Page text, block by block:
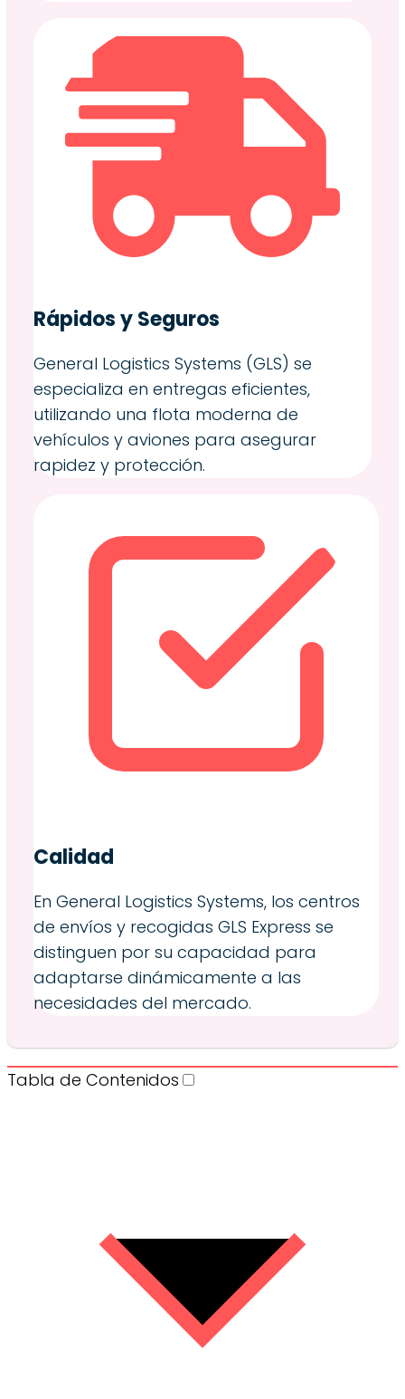
Rápidos y Seguros
General Logistics Systems (GLS) se
especializa en entregas eficientes,
utilizando una flota moderna de
vehículos y aviones para asegurar
rapidez y protección.
Calidad
En General Logistics Systems, los centros
de envíos y recogidas GLS Express se
distinguen por su capacidad para
adaptarse dinámicamente a las
necesidades del mercado.
Tabla de Contenidos